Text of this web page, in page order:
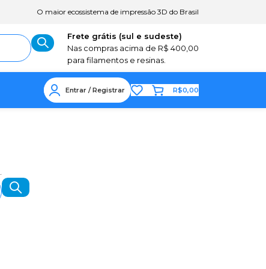
O maior ecossistema de impressão 3D do Brasil
Frete grátis (sul e sudeste)
Nas compras acima de R$ 400,00
para filamentos e resinas.
Entrar / Registrar R$0,00